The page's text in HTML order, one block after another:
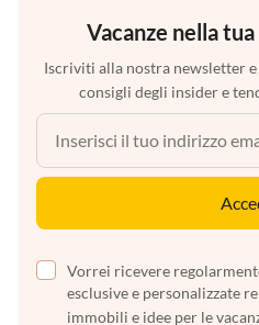
Vacanze nella
Iscriviti alla nostra newsletter
consigli degli insider e
Vorrei ricevere
esclusive e personalizzate
immobili e idee per le